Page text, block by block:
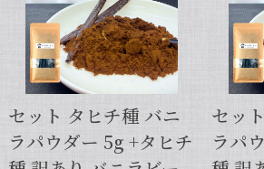
セット タヒチ種 バニ
ラパウダー 5g +タヒチ
セッ
ラパ